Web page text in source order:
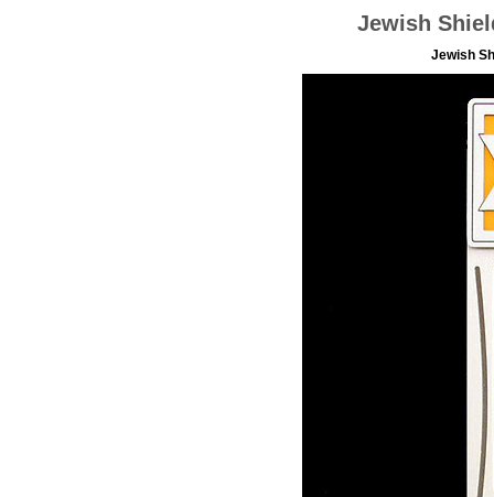
Jewish
Jewish